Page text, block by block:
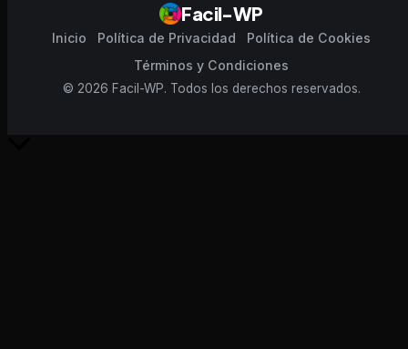
Facil-WP
Inicio Política de Privacidad
Política de Cookies
Términos y Condiciones
© 2026 Facil-WP. Todos los derechos reservados.